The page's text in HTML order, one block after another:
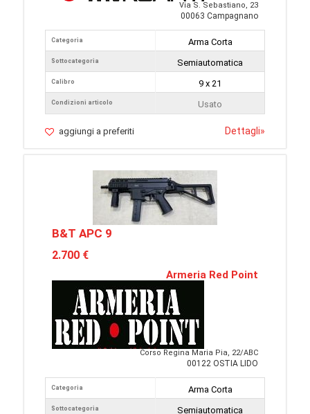
Via S. Sebastiano, 23
00063 Campagnano
Categoria
Sottocategoria
Calibro
Condizioni articolo
Arma Corta
Semiautomatica
9 x 21
Usato
aggiungi a preferiti Dettagli»
B&T APC 9
2.700 €
Armeria Red Point
Corso Regina Maria Pia, 22/ABC
00122 OSTIA LIDO
Categoria
Sottocategoria
Arma Corta
Semiautomatica